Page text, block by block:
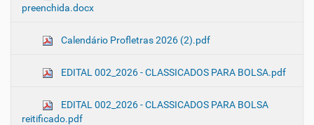
preenchida.docx
Calendário Profletras 2026 (2).pdf
EDITAL 002_2026 - CLASSICADOS PARA BOLSA.pdf
EDITAL 002_2026 - CLASSICADOS PARA BOLSA
reitificado.pdf